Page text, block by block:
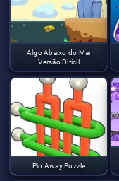
Algo Abaixo do Mar
Versão Difícil
Pin Away Puzzle